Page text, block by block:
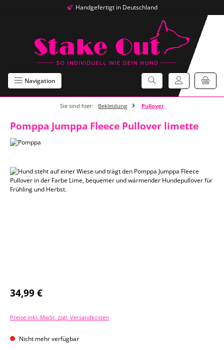
Zum Hauptinhalt springenHandgefertigt in Deutschland
Navigation
Sie sind hier: Bekleidung Pullover
Pomppa Jumppa Fleece Pullover limette
Bildergalerie überspringen
Regulärer Preis:
34,99 €
Preise inkl. MwSt. zzgl. Versandkosten
Nicht mehr verfügbar